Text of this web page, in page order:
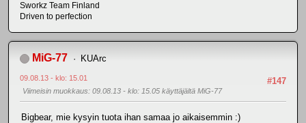
Sworkz Team Finland
Driven to perfection
MiG-77 KUArc
#147
09.08.13 - klo: 15.01
Viimeisin muokkaus: 09.08.13 - klo: 15.05 käyttäjältä MiG-77
Bigbear, mie kysyin tuota ihan samaa jo aikaisemmin :)